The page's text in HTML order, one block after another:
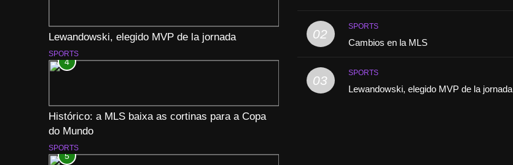
Lewandowski, elegido MVP de la jornada
SPORTS
4
Histórico: a MLS baixa as cortinas para a Copa
do Mundo
SPORTS
5
02
SPORTS
Cambios en la MLS
03
SPORTS
Lewandowski, elegido MVP de la jornada